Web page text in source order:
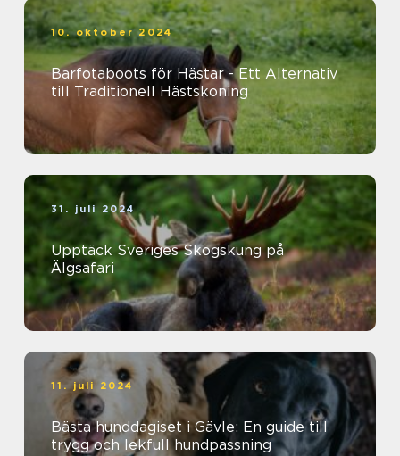
10. oktober 2024
Barfotaboots för Hästar - Ett Alternativ
till Traditionell Hästskoning
31. juli 2024
Upptäck Sveriges Skogskung på
Älgsafari
11. juli 2024
Bästa hunddagiset i Gävle: En guide till
trygg och lekfull hundpassning